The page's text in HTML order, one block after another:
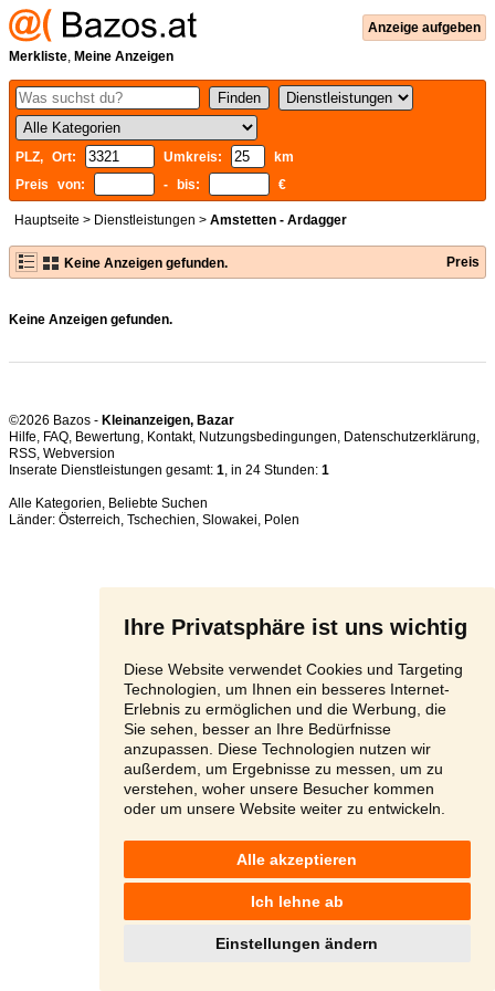
Ihre Privatsphäre ist uns wichtig
Diese Website verwendet Cookies und Targeting
Technologien, um Ihnen ein besseres Internet-
Erlebnis zu ermöglichen und die Werbung, die
Sie sehen, besser an Ihre Bedürfnisse
anzupassen. Diese Technologien nutzen wir
außerdem, um Ergebnisse zu messen, um zu
verstehen, woher unsere Besucher kommen
oder um unsere Website weiter zu entwickeln.
Alle akzeptieren
Ich lehne ab
Einstellungen ändern
Anzeige aufgeben
Merkliste, Meine Anzeigen
PLZ, Ort: Umkreis:
km
Preis von:
- bis: €
Hauptseite > Dienstleistungen > Amstetten - Ardagger
Keine Anzeigen gefunden. Preis
Keine Anzeigen gefunden.
©2026 Bazos - Kleinanzeigen, Bazar
Hilfe, FAQ, Bewertung, Kontakt, Nutzungsbedingungen, Datenschutzerklärung,
RSS,
Inserate Dienstleistungen gesamt: 1, in 24 Stunden: 1
Alle Kategorien, Beliebte Suchen
Länder: Österreich, Tschechien, Slowakei, Polen